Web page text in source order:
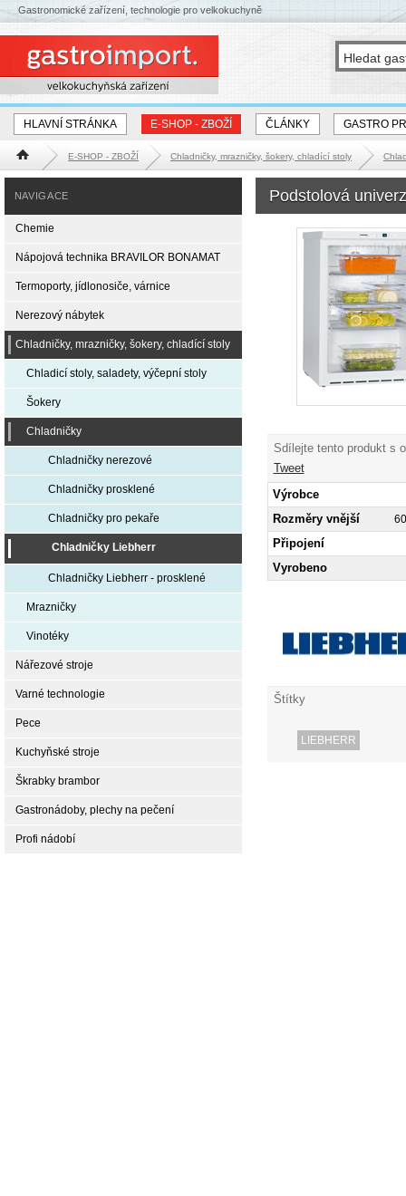
HLAVNÍ STRÁNKA E-SHOP - ZBOŽÍ ČLÁNKY GASTRO
Hlavní stránka E-SHOP - ZBOŽÍ Chladničky, mrazničky, šokery, chladící stoly
Podstolová
Sdílejte tento produkt s
Tweet
Výrobce
Rozměry vnější
Připojení
Vyrobeno
Štítky
LIEBHERR
NAVIGACE
Chemie
Nápojová technika BRAVILOR BONAMAT
Termoporty, jídlonosiče, várnice
Nerezový nábytek
Chladničky, mrazničky, šokery, chladící stoly
Chladicí stoly, saladety, výčepní stoly
Šokery
Chladničky
Chladničky nerezové
Chladničky prosklené
Chladničky pro pekaře
Chladničky Liebherr
Chladničky Liebherr - prosklené
Mrazničky
Vinotéky
Nářezové stroje
Varné technologie
Pece
Kuchyňské stroje
Škrabky brambor
Gastronádoby, plechy na pečení
Profi nádobí
Gastronomické zařízení, technologie pro velkokuchyně